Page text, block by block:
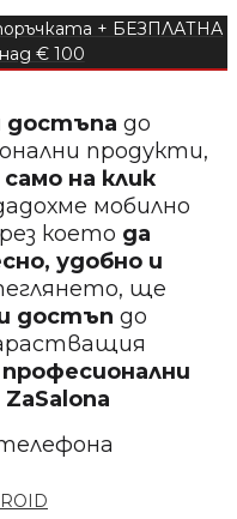
БЕЗПЛАТНО
2в1
12cm
+ БЕЗПЛАТНА
€ 100
достъпадо
продукти,
само на клик
мобилно
което да
удобно и
ще
достъп до
професионални
ZaSalona